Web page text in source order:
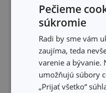
Pečieme
súkromie
Radi by sme vám
zaujíma, teda
varenie a bývanie.
umožňujú súbory
„Prijať všetko“